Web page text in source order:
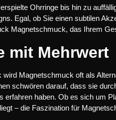
Ohrringe bis hin zu
Egal, ob Sie einen subtilen
Magnetschmuck, das Ihrem
mit Mehrwert
Magnetschmuck oft als
schwören darauf, dass sie
erfahren haben. Ob es sich um
– die Faszination für